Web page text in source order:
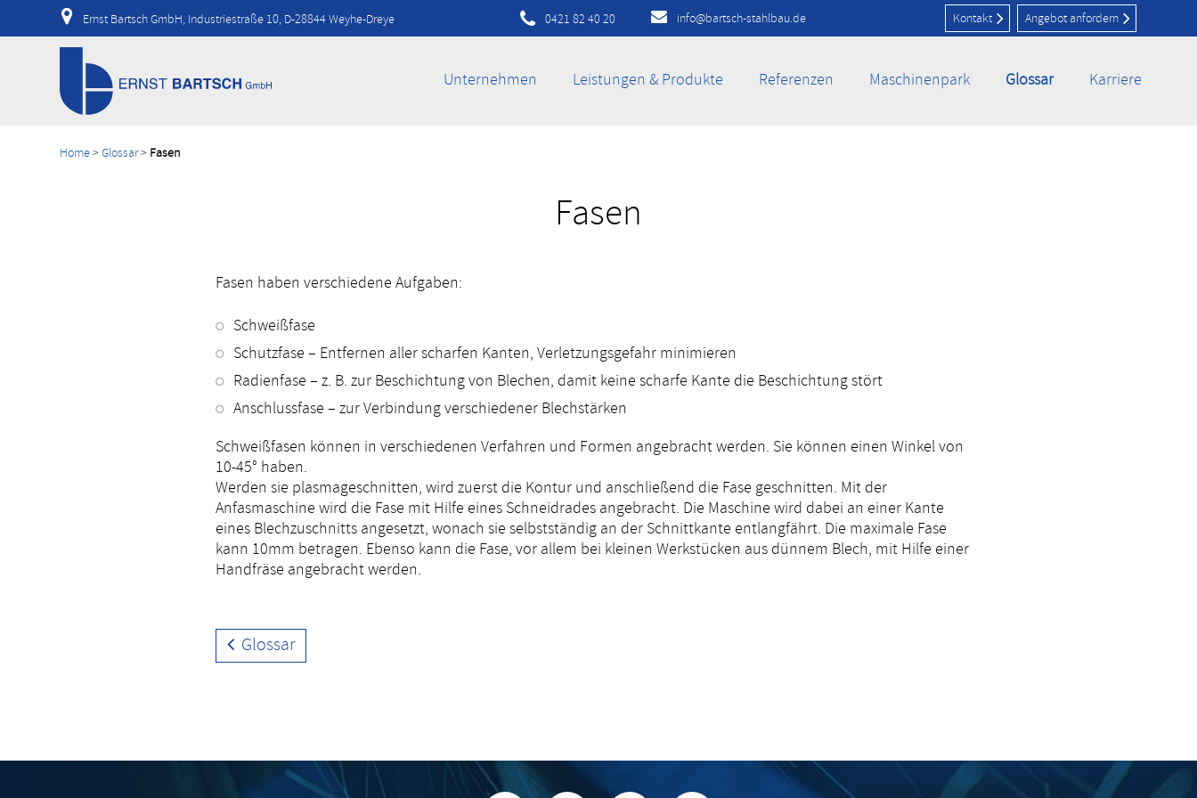
Ernst Bartsch GmbH, Industriestraße 10, D-28844 Weyhe-Dreye 0421 82 40 20 info@bartsch-stahlbau.de Kontakt Angebot anfordern
Unternehmen Leistungen & Produkte Referenzen Maschinenpark Glossar Karriere
Home>Glossar> Fasen
Fasen
Fasen haben verschiedene Aufgaben:
Schweißfase
Schutzfase – Entfernen aller scharfen Kanten, Verletzungsgefahr minimieren
Radienfase – z. B. zur Beschichtung von Blechen, damit keine scharfe Kante die Beschichtung stört
Anschlussfase – zur Verbindung verschiedener Blechstärken
Schweißfasen können in verschiedenen Verfahren und Formen angebracht werden. Sie können einen Winkel von
10-45° haben.
Werden sie plasmageschnitten, wird zuerst die Kontur und anschließend die Fase geschnitten. Mit der
Anfasmaschine wird die Fase mit Hilfe eines Schneidrades angebracht. Die Maschine wird dabei an einer Kante
eines Blechzuschnitts angesetzt, wonach sie selbstständig an der Schnittkante entlangfährt. Die maximale Fase
kann 10mm betragen. Ebenso kann die Fase, vor allem bei kleinen Werkstücken aus dünnem Blech, mit Hilfe einer
Handfräse angebracht werden.
Glossar